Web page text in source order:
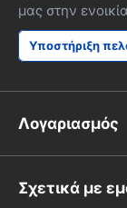
μας στην
Υποστήριξη
Λογαριασμός
Σχετικά με